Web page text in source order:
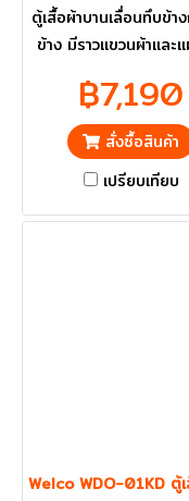
ตู้เสื้อผ้าบานเลื่อนทึบข้า
ข้าง มีราวแขวนผ้าและ
ปริมณฑลส่งฟรี
฿7,190
สั่งซื้อสินค้า
เปรียบเทียบ
Welco WDO-01KD ตู้